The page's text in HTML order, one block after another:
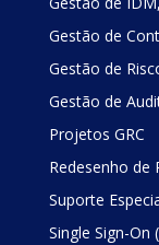
Gestão de
Gestão de
Gestão de
Projetos GRC
Redesenho de
Suporte
Single Sign-On